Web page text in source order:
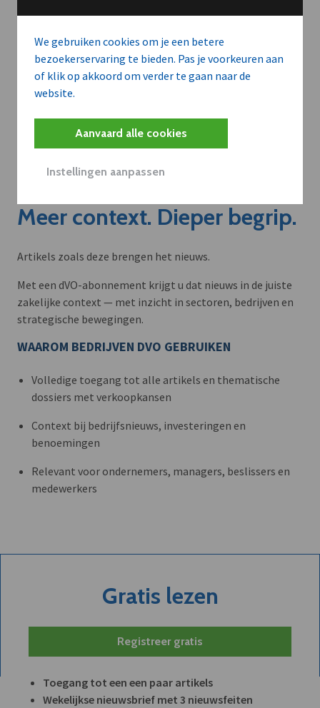
We gebruiken cookies om je een betere
bezoekerservaring te bieden. Pas je voorkeuren aan
of klik op akkoord om verder te gaan naar de
website.
Aanvaard alle cookies
Instellingen aanpassen
Meer context. Dieper begrip.
Artikels zoals deze brengen het nieuws.
Met een dVO-abonnement krijgt u dat nieuws in de juiste
zakelijke context — met inzicht in sectoren, bedrijven en
strategische bewegingen.
WAAROM BEDRIJVEN DVO GEBRUIKEN
Volledige toegang tot alle artikels en thematische
dossiers met verkoopkansen
Context bij bedrijfsnieuws, investeringen en
benoemingen
Relevant voor ondernemers, managers, beslissers en
medewerkers
Gratis lezen
Registreer gratis
Toegang tot een een paar artikels
Wekelijkse nieuwsbrief met 3 nieuwsfeiten